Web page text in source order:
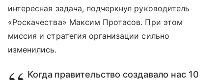
интересная задача, подчеркнул руководитель
«Роскачества» Максим Протасов. При этом
миссия и стратегия организации сильно
изменились.
Когда правительство создавало нас 10